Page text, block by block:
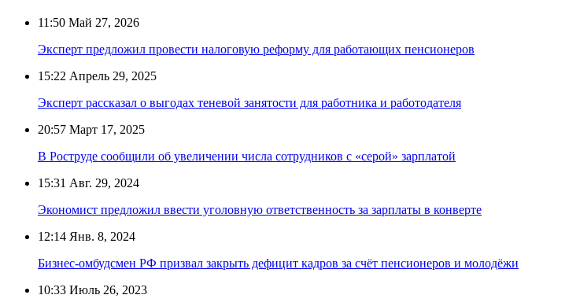
11:50 Май 27, 2026
Эксперт предложил провести налоговую реформу для работающих пенсионеров
15:22 Апрель 29, 2025
Эксперт рассказал о выгодах теневой занятости для работника и работодателя
20:57 Март 17, 2025
В Роструде сообщили об увеличении числа сотрудников с «серой» зарплатой
15:31 Авг. 29, 2024
Экономист предложил ввести уголовную ответственность за зарплаты в конверте
12:14 Янв. 8, 2024
Бизнес-омбудсмен РФ призвал закрыть дефицит кадров за счёт пенсионеров и молодёжи
10:33 Июль 26, 2023